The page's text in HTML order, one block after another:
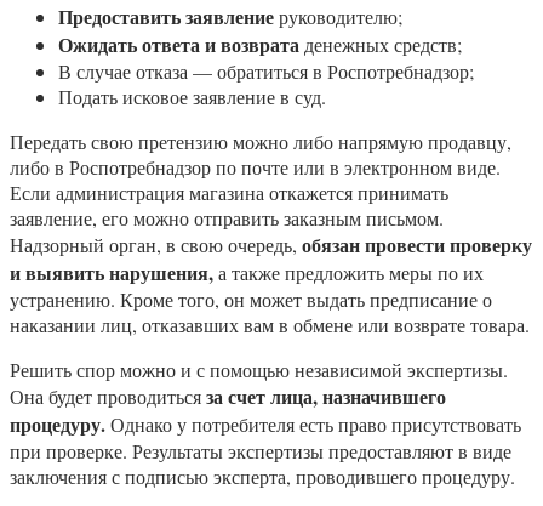
Предоставить заявлениеруководителю;
Ожидать ответа и возврата денежных средств;
В случае отказа — обратиться в Роспотребнадзор;
Подать исковое заявление в суд.
Передать свою претензию можно либо напрямую продавцу,
либо в Роспотребнадзор по почте или в электронном виде.
Если администрация магазина откажется принимать
заявление, его можно отправить заказным письмом.
Надзорный орган, в свою очередь, обязан провести проверку
и выявить нарушения,а также предложить меры по их
устранению. Кроме того, он может выдать предписание о
наказании лиц, отказавших вам в обмене или возврате товара.
Решить спор можно и с помощью независимой экспертизы.
Она будет проводитьсяза счет лица, назначившего
процедуру.Однако у потребителя есть право присутствовать
при проверке. Результаты экспертизы предоставляют в виде
заключения с подписью эксперта, проводившего процедуру.